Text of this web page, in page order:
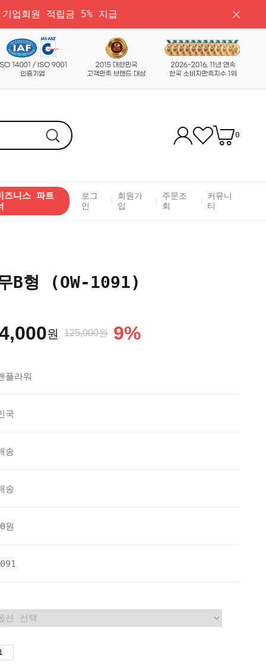
업회원 적립금 5% 지급
0
즈니스 파트
로그
인
회원가
입
주문조
회
커뮤니
티
B형 (OW-1091)
원 125,000원 9%
플라워
국
송
송
원